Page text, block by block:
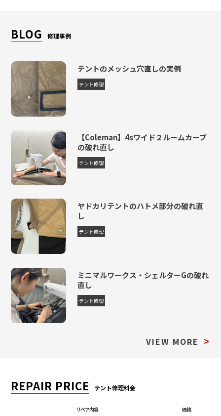
るはず。 濡れても自宅で干さなくてもいいんだ！と思ったら雨キャンの
利用します！
レビュー
＞ CLICK MORE
BLOG 修理事例
テントのメッシュ穴直しの実例
テント修理
【Coleman】4sワイド２ルームカーブ
の破れ直し
テント修理
ヤドカリテントのハトメ部分の破れ直
し
テント修理
ミニマルワークス・シェルターGの破れ
直し
テント修理
VIEW MORE >
REPAIR PRICE テント修理料金
リペア内容 価格